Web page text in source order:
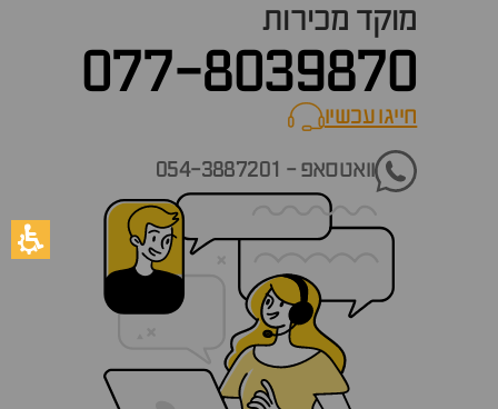
מוקד מכירות
077-8039870
חייגו עכשיוcall now
וואטסאפ - 054-3887201